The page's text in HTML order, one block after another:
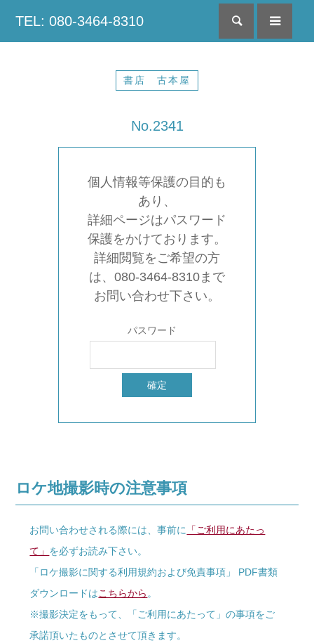
TEL: 080-3464-8310 検索
書店 古本屋
No.2341
個人情報等保護の目的も
あり、
詳細ページはパスワード
保護をかけております。
詳細閲覧をご希望の方
は、080-3464-8310まで
お問い合わせ下さい。
パスワード
ロケ地撮影時の注意事項
お問い合わせされる際には、事前に 「ご利用にあたっ
て」 を必ずお読み下さい。
「ロケ撮影に関する利用規約および免責事項」 PDF書類
ダウンロードはこちらから。
※撮影決定をもって、「ご利用にあたって」の事項をご
承諾頂いたものとさせて頂きます。